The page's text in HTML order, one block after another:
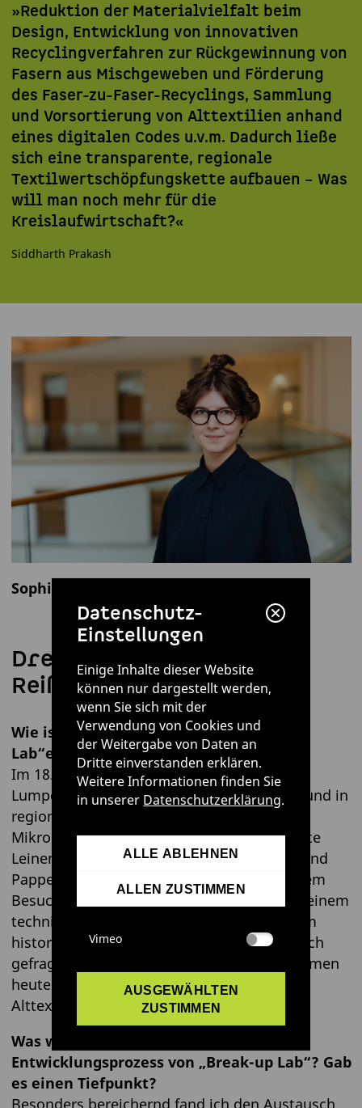
»Reduktion der Materialvielfalt beim
Design, Entwicklung von innovativen
Recyclingverfahren zur Rückgewinnung von
Fasern aus Mischgeweben und Förderung
des Faser-zu-Faser-Recyclings, Sammlung
und Vorsortierung von Alttextilien anhand
eines digitalen Codes u.v.m. Dadurch ließe
sich eine transparente, regionale
Textilwertschöpfungskette aufbauen – Was
will man noch mehr für die
Kreislaufwirtschaft?«
Siddharth Prakash
Sophia Reißenweber
Drei Fragen an Sophia
Reißenweber
Wie ist die Idee zu „Break-up
Lab“entstanden?
Im 18. Jahrhundert sammelten
Lumpensammler*innen unsere Altkleider, und in
regionalen Papiermühlen halfen
Mikroorganismen im Faulebecken dabei, alte
Leinen zu zerfasern, sodass daraus Papier und
Pappe hergestellt werden konnten. Bei einem
Besuch der Papiermühle in Niederzwönitz, einem
technischen Museum, wurde ich von diesem
historischen Prozess inspiriert. Ich habe mich
gefragt: Welche Rolle können Mikroorganismen
heute spielen, um lokale Kreisläufe von
Alttextilien zu schließen?
Was war Ihr persönlicher Höhepunkt im
Entwicklungsprozess von „Break-up Lab“? Gab
es einen Tiefpunkt?
Besonders bereichernd fand ich den Austausch
Datenschutz-
Einstellungen
Einige Inhalte dieser Website
können nur dargestellt werden,
wenn Sie sich mit der
Verwendung von Cookies und
der Weitergabe von Daten an
Dritte einverstanden erklären.
Weitere Informationen finden Sie
in unserer Datenschutzerklärung.
ALLE ABLEHNEN
ALLEN ZUSTIMMEN
Vimeo
AUSGEWÄHLTEN
ZUSTIMMEN